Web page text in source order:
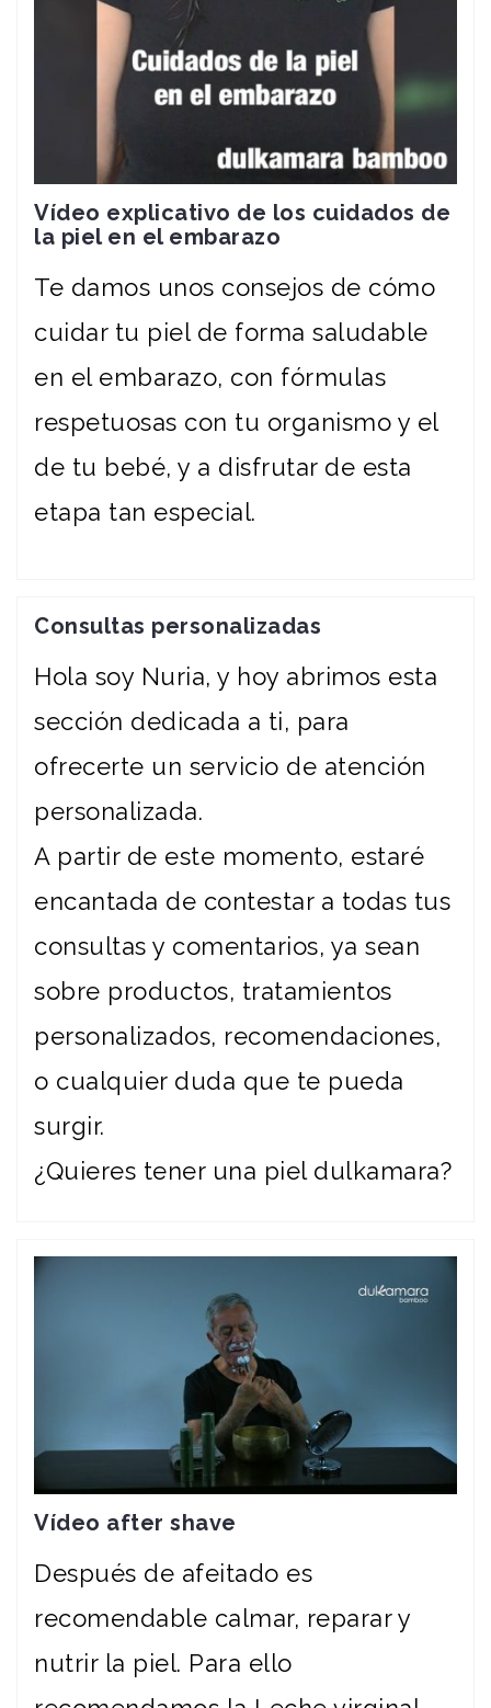
Vídeo explicativo de los cuidados de
la piel en el embarazo
Te damos unos consejos de cómo
cuidar tu piel de forma saludable
en el embarazo, con fórmulas
respetuosas con tu organismo y el
de tu bebé, y a disfrutar de esta
etapa tan especial.
Consultas personalizadas
Hola soy Nuria, y hoy abrimos esta
sección dedicada a ti, para
ofrecerte un servicio de atención
personalizada.
A partir de este momento, estaré
encantada de contestar a todas tus
consultas y comentarios, ya sean
sobre productos, tratamientos
personalizados, recomendaciones,
o cualquier duda que te pueda
surgir.
¿Quieres tener una piel dulkamara?
Vídeo after shave
Después de afeitado es
recomendable calmar, reparar y
nutrir la piel. Para ello